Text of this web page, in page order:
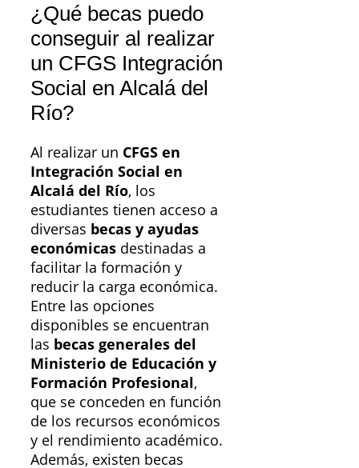
¿Qué becas puedo
conseguir al realizar
un CFGS Integración
Social en Alcalá del
Río?
Al realizar un CFGS en
Integración Social en
Alcalá del Río, los
estudiantes tienen acceso a
diversas becas y ayudas
económicas destinadas a
facilitar la formación y
reducir la carga económica.
Entre las opciones
disponibles se encuentran
las becas generales del
Ministerio de Educación y
Formación Profesional,
que se conceden en función
de los recursos económicos
y el rendimiento académico.
Además, existen becas